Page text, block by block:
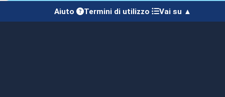
Aiuto Termini di utilizzo Vai su ▲